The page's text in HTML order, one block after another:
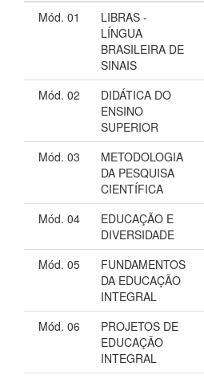
Mód. 01
LIBRAS -
LÍNGUA
BRASILEIRA DE
SINAIS
Mód. 02
DIDÁTICA DO
ENSINO
SUPERIOR
Mód. 03
METODOLOGIA
DA PESQUISA
CIENTÍFICA
Mód. 04
EDUCAÇÃO E
DIVERSIDADE
Mód. 05
FUNDAMENTOS
DA EDUCAÇÃO
INTEGRAL
Mód. 06
PROJETOS DE
EDUCAÇÃO
INTEGRAL